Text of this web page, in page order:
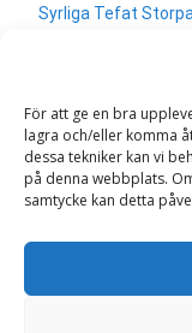
För att ge en bra
lagra och/eller komma
dessa tekniker kan vi
på denna webbplats.
samtycke kan detta
Syrliga Tefat
Search